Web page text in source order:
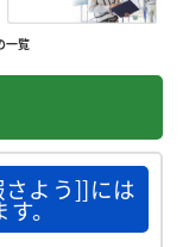
民の方へ
一覧
よう]]には
。